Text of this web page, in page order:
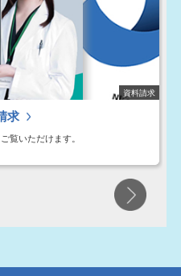
資料請求
求
覧いただけます。